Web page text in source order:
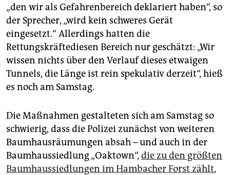
„den wir als Gefahrenbereich deklariert haben“, so
der Sprecher, „wird kein schweres Gerät
eingesetzt.“ Allerdings hatten die
Rettungskräftediesen Bereich nur geschätzt: „Wir
wissen nichts über den Verlauf dieses etwaigen
Tunnels, die Länge ist rein spekulativ derzeit“, hieß
es noch am Samstag.
Die Maßnahmen gestalteten sich am Samstag so
schwierig, dass die Polizei zunächst von weiteren
Baumhausräumungen absah – und auch in der
Baumhaussiedlung „Oaktown“, die zu den größten
Baumhaussiedlungen im Hambacher Forst zählt,